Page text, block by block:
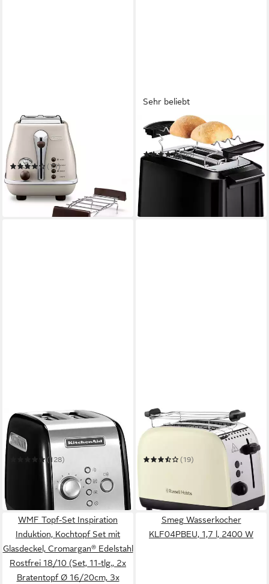
DE'LONGHI
Toaster Incona Vintage
»CTOV 2103.BG«
(71)
93,64 € UVP 115,00 €
-19%
lieferbar in 3 Wochen
Sehr beliebt
TEFAL
Toaster TT1408 Uno
(40)
31,03 € UVP39,99 €
KITCHENAID
Toaster 5KMT221EOB Onyx
Black
(128)
119,00 € UVP 149,00 €
in 1-2 Werktagen bei dir
RUSSELL HOBBS
Toaster Colours Plus 26551-
(19)
WMF Topf-Set Inspiration
Induktion, Kochtopf Set mit
Glasdeckel, Cromargan® Edelstahl
Rostfrei 18/10 (Set, 11-tlg., 2x
Bratentopf Ø 16/20cm, 3x
Smeg Wasserkocher
KLF04PBEU, 1,7 l, 2400 W